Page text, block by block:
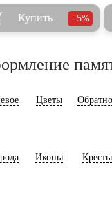
Купить 5%
Цветы
Иконы Кресты